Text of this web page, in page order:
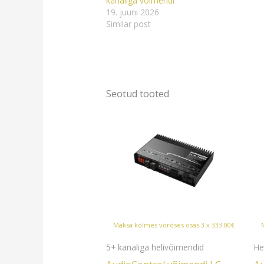
19. juuni 2026
Similar post
Seotud tooted
Maksa kolmes võrdses osas 3 x 333.00€
5+ kanaliga helivõimendid